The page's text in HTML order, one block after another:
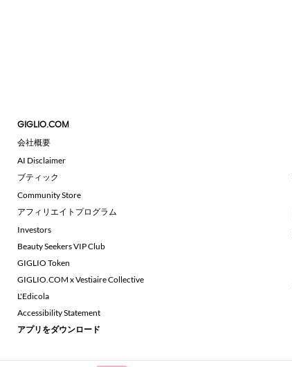
GIGLIO.COM
会社概要
AI Disclaimer
ブティック
Community Store
アフィリエイトプログラム
Investors
Beauty Seekers VIP Club
GIGLIO Token
GIGLIO.COM x Vestiaire Collective
L'Edicola
Accessibility Statement
アプリをダウンロード